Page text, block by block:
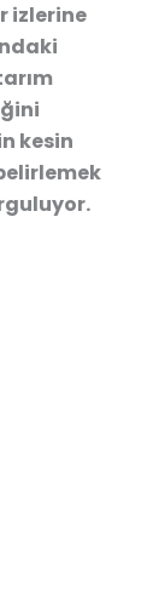
izlerine
kesin